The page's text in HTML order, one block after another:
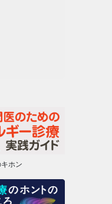
ホン